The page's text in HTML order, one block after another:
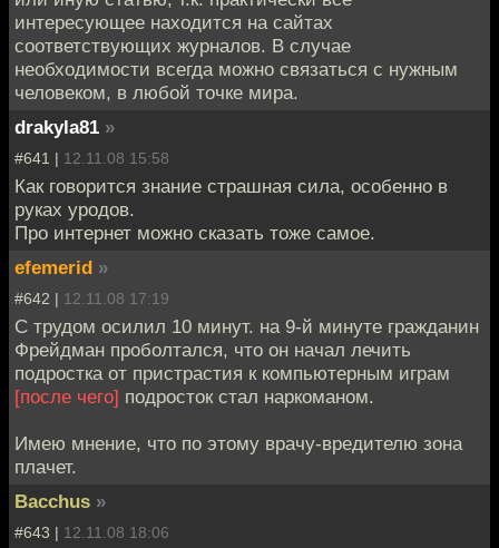
интересующее находится на сайтах
соответствующих журналов. В случае
необходимости всегда можно связаться с нужным
человеком, в любой точке мира.
drakyla81 »
#641 | 12.11.08 15:58
Как говорится знание страшная сила, особенно в
руках уродов.
Про интернет можно сказать тоже самое.
efemerid »
#642 | 12.11.08 17:19
С трудом осилил 10 минут. на 9-й минуте гражданин
Фрейдман проболтался, что он начал лечить
подростка от пристрастия к компьютерным играм
[после чего] подросток стал наркоманом.
Имею мнение, что по этому врачу-вредителю зона
плачет.
Bacchus »
#643 | 12.11.08 18:06